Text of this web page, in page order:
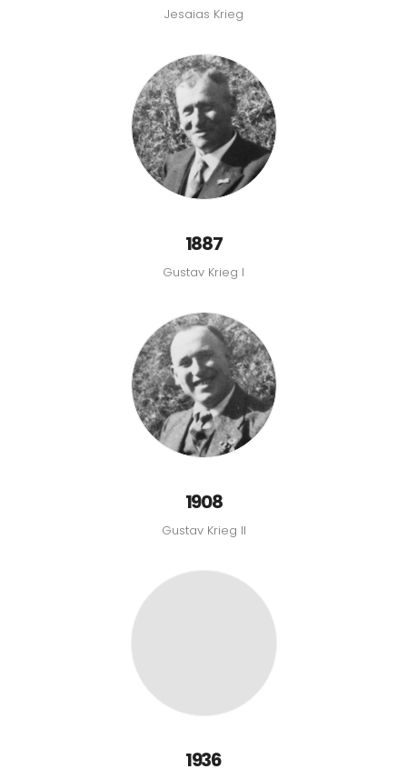
Jesaias Krieg
1887
Gustav Krieg I
1908
Gustav Krieg II
1936